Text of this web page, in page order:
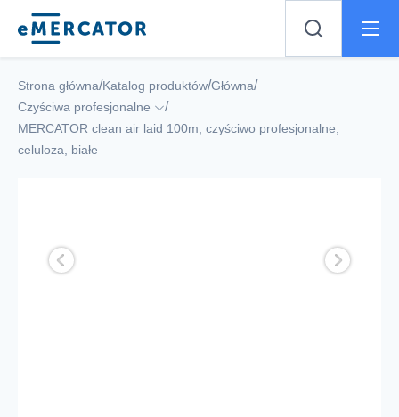
Mercator
Strona główna/Katalog produktów/Główna/
Czyściwa profesjonalne /
MERCATOR clean air laid 100m, czyściwo profesjonalne,
celuloza, białe